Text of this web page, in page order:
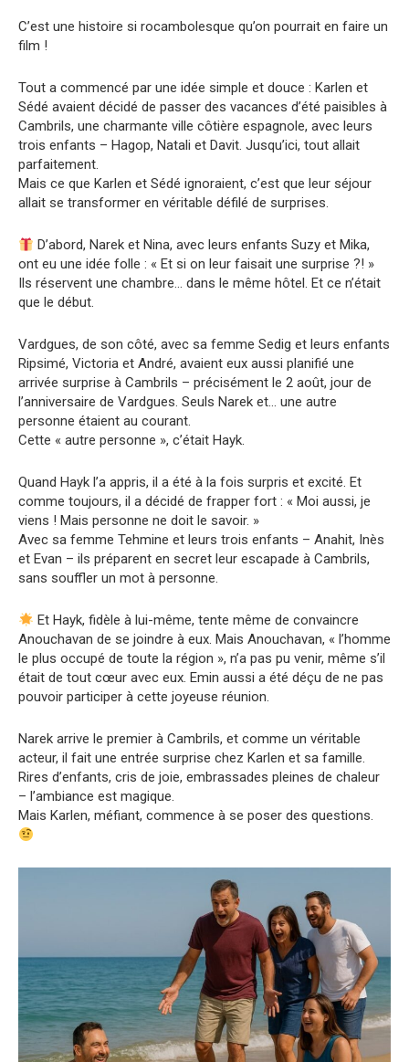
C’est une histoire si rocambolesque qu’on pourrait en faire un
film !
Tout a commencé par une idée simple et douce : Karlen et
Sédé avaient décidé de passer des vacances d’été paisibles à
Cambrils, une charmante ville côtière espagnole, avec leurs
trois enfants – Hagop, Natali et Davit. Jusqu’ici, tout allait
parfaitement.
Mais ce que Karlen et Sédé ignoraient, c’est que leur séjour
allait se transformer en véritable défilé de surprises.
D’abord, Narek et Nina, avec leurs enfants Suzy et Mika,
ont eu une idée folle : « Et si on leur faisait une surprise ?! »
Ils réservent une chambre… dans le même hôtel. Et ce n’était
que le début.
Vardgues, de son côté, avec sa femme Sedig et leurs enfants
Ripsimé, Victoria et André, avaient eux aussi planifié une
arrivée surprise à Cambrils – précisément le 2 août, jour de
l’anniversaire de Vardgues. Seuls Narek et… une autre
personne étaient au courant.
Cette « autre personne », c’était Hayk.
Quand Hayk l’a appris, il a été à la fois surpris et excité. Et
comme toujours, il a décidé de frapper fort : « Moi aussi, je
viens ! Mais personne ne doit le savoir. »
Avec sa femme Tehmine et leurs trois enfants – Anahit, Inès
et Evan – ils préparent en secret leur escapade à Cambrils,
sans souffler un mot à personne.
Et Hayk, fidèle à lui-même, tente même de convaincre
Anouchavan de se joindre à eux. Mais Anouchavan, « l’homme
le plus occupé de toute la région », n’a pas pu venir, même s’il
était de tout cœur avec eux. Emin aussi a été déçu de ne pas
pouvoir participer à cette joyeuse réunion.
Narek arrive le premier à Cambrils, et comme un véritable
acteur, il fait une entrée surprise chez Karlen et sa famille.
Rires d’enfants, cris de joie, embrassades pleines de chaleur
– l’ambiance est magique.
Mais Karlen, méfiant, commence à se poser des questions.